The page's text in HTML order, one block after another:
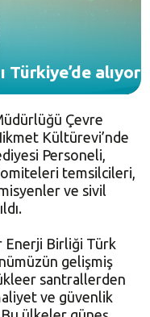
Türkiye’de alıyor
Çevre
Kültürevi’nde
Personeli,
temsilcileri,
ve sivil
Enerji Birliği Türk
gelişmiş
santrallerden
ve güvenlik